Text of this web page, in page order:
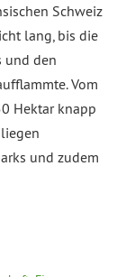
Schweiz
lang, bis die
und den
Vom
Hektar knapp
und zudem